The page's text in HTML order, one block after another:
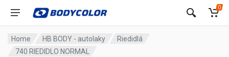
0
Home HB BODY - autolaky
Riedidlá
740 RIEDIDLO NORMAL